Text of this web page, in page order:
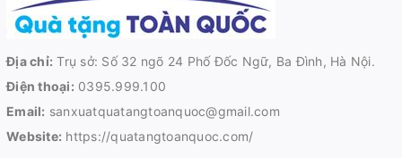
Địa chỉ: Trụ sở: Số 32 ngõ 24 Phố Đốc Ngữ, Ba Đình, Hà Nội.
Điện thoại: 0395.999.100
Email: sanxuatquatangtoanquoc@gmail.com
Website: https://quatangtoanquoc.com/